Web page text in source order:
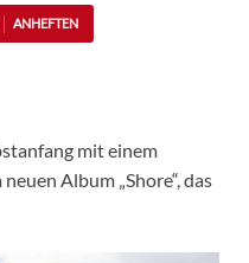
ANHEFTEN
mit einem
Album „Shore“, das